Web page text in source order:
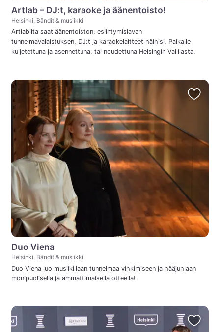
Artlab – DJ:t, karaoke ja äänentoisto!
Helsinki, Bändit & musiikki
Artlabilta saat äänentoiston, esiintymislavan
tunnelmavalaistuksen, DJ:t ja karaokelaitteet häihisi. Paikalle
kuljetettuna ja asennettuna, tai noudettuna Helsingin Vallilasta.
Duo Viena
Helsinki, Bändit & musiikki
Duo Viena luo musiikillaan tunnelmaa vihkimiseen ja hääjuhlaan
monipuolisella ja ammattimaisella otteella!